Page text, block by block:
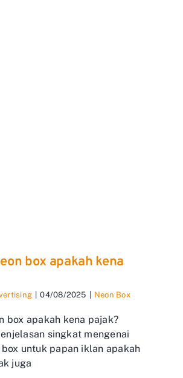
box apakah kena
04/08/2025 Neon Box
box apakah kena pajak?
singkat mengenai
untuk papan iklan apakah
juga